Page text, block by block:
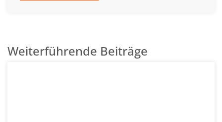
Weiterführende Beiträge